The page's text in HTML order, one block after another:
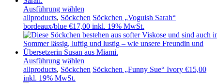
Ausführung wählen
allproducts, Söckchen Söckchen „Voguish Sarah“
bordeaux/blue €17,00 inkl. 19% MwSt.
Ausführung wählen
allproducts, Söckchen Söckchen „Funny Sue“ Ivory €15,00
inkl. 19% MwSt.